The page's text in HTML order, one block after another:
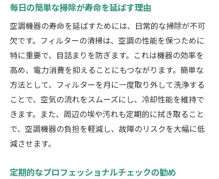
毎日の簡単な掃除が寿命を延ばす理由
空調機器の寿命を延ばすためには、日常的な掃除が不可
欠です。フィルターの清掃は、空調の性能を保つために
特に重要で、目詰まりを防ぎます。これは機器の効率を
高め、電力消費を抑えることにもつながります。簡単な
方法として、フィルターを月に一度取り外して洗浄する
ことで、空気の流れをスムーズにし、冷却性能を維持で
きます。また、周辺の埃や汚れも定期的に拭き取ること
で、空調機器の負担を軽減し、故障のリスクを大幅に低
減させます。
定期的なプロフェッショナルチェックの勧め